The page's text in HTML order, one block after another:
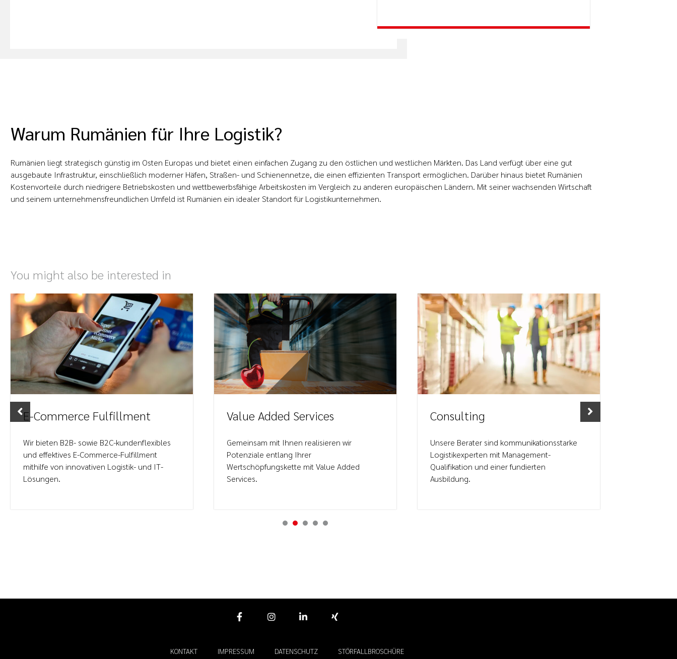
Warum Rumänien für Ihre Logistik?
Rumänien liegt strategisch günstig im Osten Europas und bietet einen einfachen Zugang zu den östlichen und westlichen Märkten. Das Land verfügt über eine gut
ausgebaute Infrastruktur, einschließlich moderner Häfen, Straßen- und Schienennetze, die einen effizienten Transport ermöglichen. Darüber hinaus bietet Rumänien
Kostenvorteile durch niedrigere Betriebskosten und wettbewerbsfähige Arbeitskosten im Vergleich zu anderen europäischen Ländern. Mit seiner wachsenden Wirtschaft
und seinem unternehmensfreundlichen Umfeld ist Rumänien ein idealer Standort für Logistikunternehmen.
You might also be interested in
E-Commerce Fulfillment
Wir bieten B2B- sowie B2C-kundenflexibles
und effektives E-Commerce-Fulfillment
mithilfe von innovativen Logistik- und IT-
Lösungen.
Value Added Services
Gemeinsam mit Ihnen realisieren wir
Potenziale entlang Ihrer
Wertschöpfungskette mit Value Added
Services.
Consulting
Unsere Berater sind kommunikationsstarke
Logistikexperten mit Management-
Qualifikation und einer fundierten
Ausbildung.
KONTAKT IMPRESSUM DATENSCHUTZ STÖRFALLBROSCHÜRE